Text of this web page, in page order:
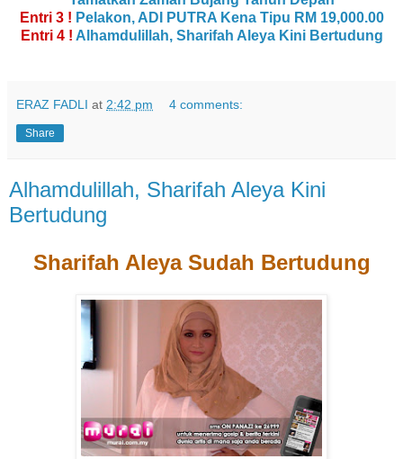
Entri 3 ! Pelakon, ADI PUTRA Kena Tipu RM 19,000.00
Entri 4 ! Alhamdulillah, Sharifah Aleya Kini Bertudung
ERAZ FADLI at 2:42 pm 4 comments:
Share
Alhamdulillah, Sharifah Aleya Kini
Bertudung
Sharifah Aleya Sudah Bertudung